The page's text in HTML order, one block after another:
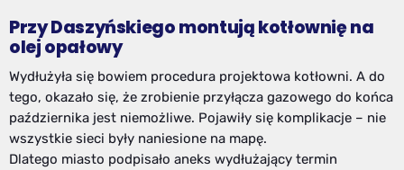
Przy Daszyńskiego montują kotłownię na
olej opałowy
Wydłużyła się bowiem procedura projektowa kotłowni. A do
tego, okazało się, że zrobienie przyłącza gazowego do końca
października jest niemożliwe. Pojawiły się komplikacje – nie
wszystkie sieci były naniesione na mapę.
Dlatego miasto podpisało aneks wydłużający termin